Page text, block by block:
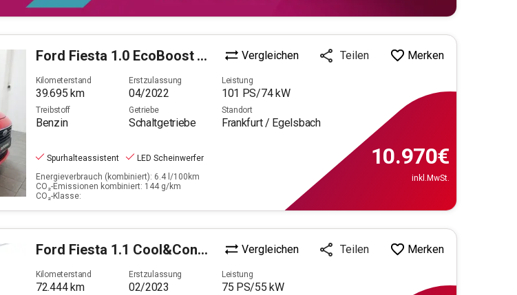
Ford Fiesta 1.0 EcoBoost Trend (EURO 6d) Vergleichen Teilen Merken
Kilometerstand
39.695 km
Erstzulassung
04/2022
Leistung
101 PS/74kW
Treibstoff
Benzin
Getriebe
Schaltgetriebe
Standort
Frankfurt / Egelsbach
Spurhalteassistent
LED Scheinwerfer
Energieverbrauch (kombiniert): 6.4 l/100km
CO₂-Emissionen kombiniert: 144 g/km
CO₂-Klasse:
10.970€
inkl.MwSt.
Ford Fiesta 1.1 Cool&Connect (EURO 6d) Vergleichen Teilen Merken
Kilometerstand
72.444km
Erstzulassung
02/2023
Leistung
75 PS/55 kW